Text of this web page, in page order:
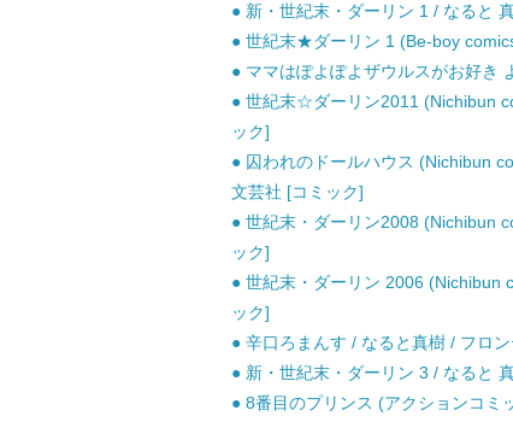
● 新・世紀末・ダーリン 1 / なると
● 世紀末★ダーリン 1 (Be-boy
● ママはぽよぽよザウルスがお好き
● 世紀末☆ダーリン2011 (Nichibun
ック]
● 囚われのドールハウス (Nichibun
文芸社 [コミック]
● 世紀末・ダーリン2008 (Nichibun
ック]
● 世紀末・ダーリン 2006 (Nichibun
ック]
● 辛口ろまんす / なると真樹 / フロ
● 新・世紀末・ダーリン 3 / なると
● 8番目のプリンス (アクションコミ